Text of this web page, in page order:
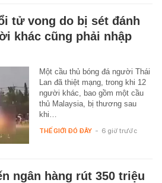
tử vong do bị sét đánh
khác cũng phải nhập
Một cầu thủ bóng đá người Thái
Lan đã thiệt mạng, trong khi 12
người khác, bao gồm một cầu
thủ Malaysia, bị thương sau
khi…
THẾ GIỚI ĐÓ ĐÂY - 6 giờ trước
ngân hàng rút 350 triệu